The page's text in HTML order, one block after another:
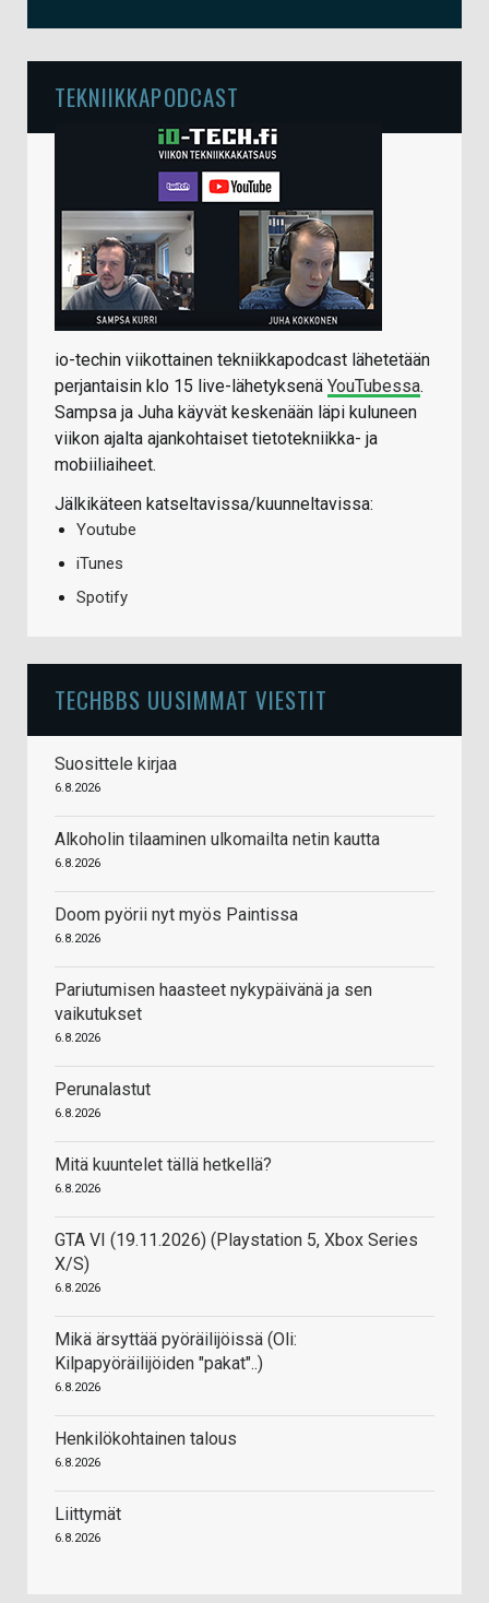
TEKNIIKKAPODCAST
io-techin viikottainen tekniikkapodcast lähetetään
perjantaisin klo 15 live-lähetyksenä YouTubessa.
Sampsa ja Juha käyvät keskenään läpi kuluneen
viikon ajalta ajankohtaiset tietotekniikka- ja
mobiiliaiheet.
Jälkikäteen katseltavissa/kuunneltavissa:
Youtube
iTunes
Spotify
TECHBBS UUSIMMAT VIESTIT
Suosittele kirjaa
6.8.2026
Alkoholin tilaaminen ulkomailta netin kautta
6.8.2026
Doom pyörii nyt myös Paintissa
6.8.2026
Pariutumisen haasteet nykypäivänä ja sen
vaikutukset
6.8.2026
Perunalastut
6.8.2026
Mitä kuuntelet tällä hetkellä?
6.8.2026
GTA VI (19.11.2026) (Playstation 5, Xbox Series
X/S)
6.8.2026
Mikä ärsyttää pyöräilijöissä (Oli:
Kilpapyöräilijöiden "pakat"..)
6.8.2026
Henkilökohtainen talous
6.8.2026
Liittymät
6.8.2026